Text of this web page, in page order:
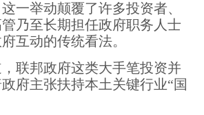
一举动颠覆了许多投资者、
乃至长期担任政府职务人士
互动的传统看法。
联邦政府这类大手笔投资并
府主张扶持本土关键行业“国